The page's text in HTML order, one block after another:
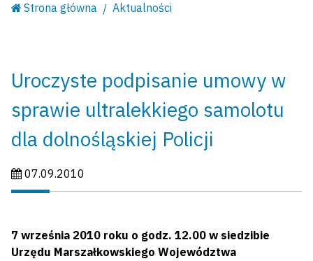
Strona główna Aktualności
Uroczyste podpisanie umowy w
sprawie ultralekkiego samolotu
dla dolnośląskiej Policji
Data publikacji:
07.09.2010
7 września 2010 roku o godz. 12.00 w siedzibie
Urzędu Marszałkowskiego Województwa